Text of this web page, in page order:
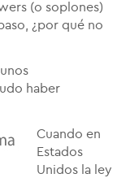
(o soplones)
¿por qué no
haber
Cuando en
Estados
Unidos la ley